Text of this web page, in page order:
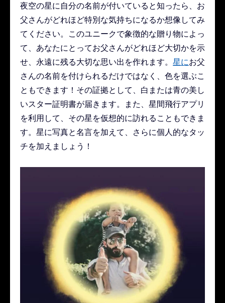
夜空の星に自分の名前が付いていると知ったら、お
父さんがどれほど特別な気持ちになるか想像してみ
てください。このユニークで象徴的な贈り物によっ
て、あなたにとってお父さんがどれほど大切かを示
せ、永遠に残る大切な思い出を作れます。 星にお父
さんの名前を付けられるだけではなく、色を選ぶこ
ともできます！その証拠として、白または青の美し
いスター証明書が届きます。また、星間飛行アプリ
を利用して、その星を仮想的に訪れることもできま
す。星に写真と名言を加えて、さらに個人的なタッ
チを加えましょう！